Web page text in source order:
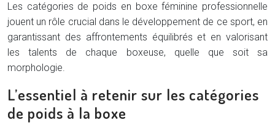
Les catégories de poids en boxe féminine professionnelle
jouent un rôle crucial dans le développement de ce sport, en
garantissant des affrontements équilibrés et en valorisant
les talents de chaque boxeuse, quelle que soit sa
morphologie.
L’essentiel à retenir sur les catégories
de poids à la boxe